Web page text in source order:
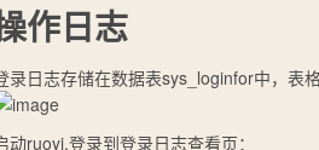
作日志
录日志存储在数据表sys_loginfor中，表
动ruoyi,登录到登录日志查看页：